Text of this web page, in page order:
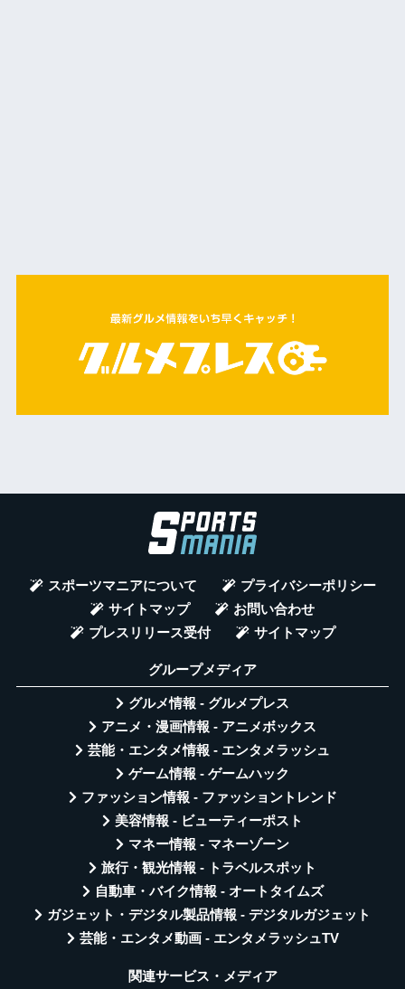
スポーツマニアについて
プライバシーポリシー
サイトマップ
お問い合わせ
プレスリリース受付
サイトマップ
グループメディア
グルメ情報 - グルメプレス
アニメ・漫画情報 - アニメボックス
芸能・エンタメ情報 - エンタメラッシュ
ゲーム情報 - ゲームハック
ファッション情報 - ファッショントレンド
美容情報 - ビューティーポスト
マネー情報 - マネーゾーン
旅行・観光情報 - トラベルスポット
自動車・バイク情報 - オートタイムズ
ガジェット・デジタル製品情報 - デジタルガジェット
芸能・エンタメ動画 - エンタメラッシュTV
関連サービス・メディア